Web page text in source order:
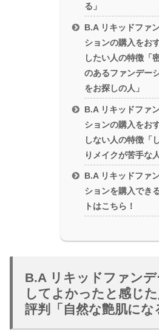
る」
B.A リキッドファ
ションの購入をお
したい人の特徴「
のあるファンデー
をお探しの人」
B.A リキッドファ
ションの購入をお
しない人の特徴「
りメイクが苦手な人
B.A リキッドファ
ションを購入でき
トはこちら！
B.A リキッドファン
してよかったと感じ
評判「自然な艶肌にな